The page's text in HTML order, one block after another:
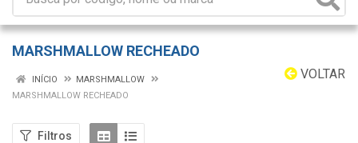
MARSHMALLOW RECHEADO
VOLTAR
INÍCIO
MARSHMALLOW
MARSHMALLOW RECHEADO
Filtros